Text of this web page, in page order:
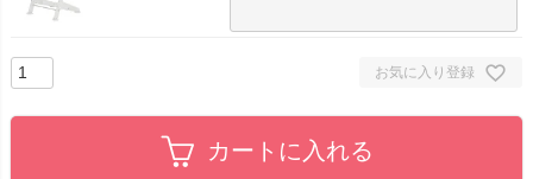
お気に入り登録
カートに入れる